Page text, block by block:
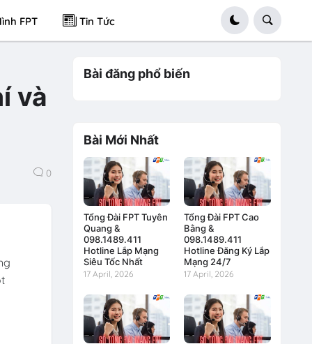
FPT Tin Tức
và
0
Bài đăng phổ biến
Bài Mới Nhất
Tổng Đài FPT Tuyên
Quang &
098.1489.411
Hotline Lắp Mạng
Siêu Tốc Nhất
17 April, 2026
Tổng Đài FPT Cao
Bằng &
098.1489.411
Hotline Đăng Ký Lắp
Mạng 24/7
17 April, 2026